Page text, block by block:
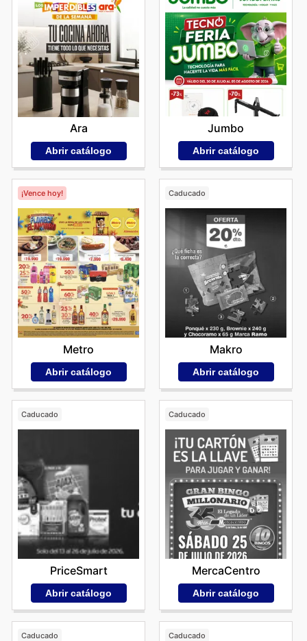
Ara
Abrir catálogo
Jumbo
Abrir catálogo
¡Vence hoy!
Metro
Abrir catálogo
Caducado
Makro
Abrir catálogo
Caducado
PriceSmart
Abrir catálogo
Caducado
MercaCentro
Abrir catálogo
Caducado Caducado